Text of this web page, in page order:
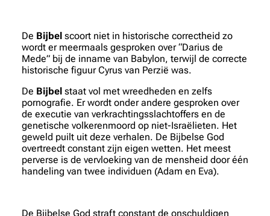
De Bijbel scoort niet in historische correctheid zo
wordt er meermaals gesproken over “Darius de
Mede” bij de inname van Babylon, terwijl de correcte
historische figuur Cyrus van Perzië was.
De Bijbel staat vol met wreedheden en zelfs
pornografie. Er wordt onder andere gesproken over
de executie van verkrachtingsslachtoffers en de
genetische volkerenmoord op niet-Israëlieten. Het
geweld puilt uit deze verhalen. De Bijbelse God
overtreedt constant zijn eigen wetten. Het meest
perverse is de vervloeking van de mensheid door één
handeling van twee individuen (Adam en Eva).
De Bijbelse God straft constant de onschuldigen